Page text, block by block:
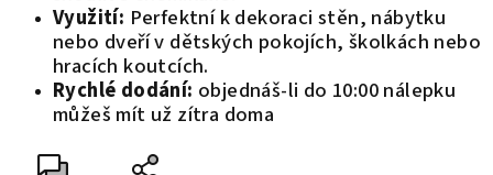
Využití: Perfektní k dekoraci stěn, nábytku
nebo dveří v dětských pokojích, školkách nebo
hracích koutcích.
Rychlé dodání: objednáš-li do 10:00 nálepku
můžeš mít už zítra doma